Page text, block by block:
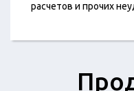
расчетов и прочих